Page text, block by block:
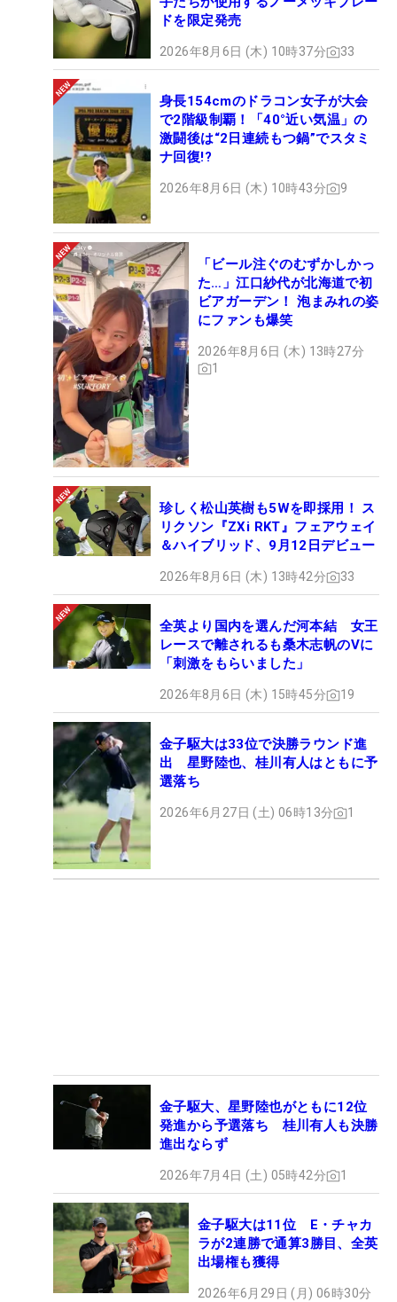
ドを限定発売
2026年8月6日 (木) 10時37分 33
身長154cmのドラコン女子が大会
で2階級制覇！「40°近い気温」の
激闘後は“2日連続もつ鍋”でスタミ
ナ回復!?
2026年8月6日 (木) 10時43分 9
「ビール注ぐのむずかしかっ
た…」江口紗代が北海道で初
ビアガーデン！ 泡まみれの姿
にファンも爆笑
2026年8月6日 (木) 13時27分
1
珍しく松山英樹も5Wを即採用！ ス
リクソン『ZXi RKT』フェアウェイ
＆ハイブリッド、9月12日デビュー
2026年8月6日 (木) 13時42分 33
全英より国内を選んだ河本結 女王
レースで離されるも桑木志帆のVに
「刺激をもらいました」
2026年8月6日 (木) 15時45分 19
金子駆大は33位で決勝ラウンド進
出 星野陸也、桂川有人はともに予
選落ち
2026年6月27日 (土) 06時13分 1
金子駆大、星野陸也がともに12位
発進から予選落ち 桂川有人も決勝
進出ならず
2026年7月4日 (土) 05時42分 1
金子駆大は11位 E・チャカ
ラが2連勝で通算3勝目、全英
出場権も獲得
2026年6月29日 (月) 06時30分